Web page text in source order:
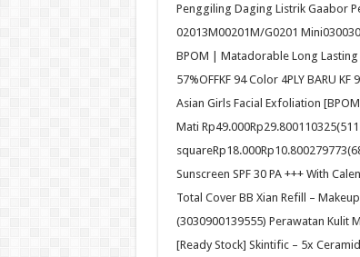
Penggiling Daging Listrik Gaabor
02013M00201M/G0201
BPOM | Matadorable Long Lasting
57%OFFKF 94 Color 4PLY BARU
Asian Girls Facial Exfoliation
Mati
Sunscreen SPF 30 PA +++ With
Total Cover BB Xian Refill –
(3030900139555) Perawatan Kulit
[Ready Stock] Skintific – 5x